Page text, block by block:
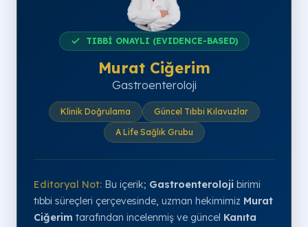
TIBBİ ONAYLI (EVIDENCE-BASED)
Murat Ciğerim
Gastroenteroloji
Klinik Doğrulama
Güncel Tıbbi Kılavuzlar
A Life Sağlık Grubu
Editoryal Not: Bu içerik; Gastroenteroloji birimi
tıbbi süreçleri çerçevesinde, uzman hekimimiz Murat
Ciğerim tarafından incelenmiş ve güncel Kanıta